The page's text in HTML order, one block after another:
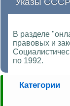
В разделе
правовых и
по 1992.
Категории